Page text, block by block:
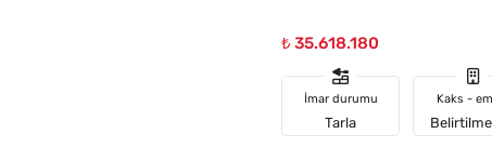
₺ 35.618.180
İmar durumu
Tarla
Kaks -